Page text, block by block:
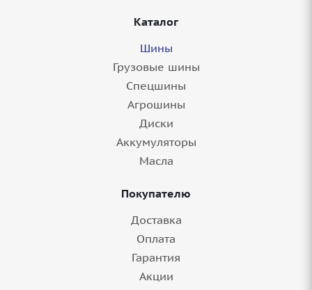
Каталог
Шины
Грузовые шины
Спецшины
Агрошины
Диски
Аккумуляторы
Масла
Покупателю
Доставка
Оплата
Гарантия
Акции